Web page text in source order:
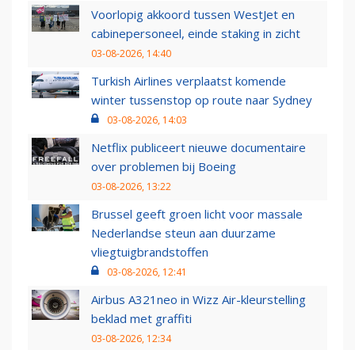
Voorlopig akkoord tussen WestJet en
cabinepersoneel, einde staking in zicht
03-08-2026, 14:40
Turkish Airlines verplaatst komende
winter tussenstop op route naar Sydney
03-08-2026, 14:03
Netflix publiceert nieuwe documentaire
over problemen bij Boeing
03-08-2026, 13:22
Brussel geeft groen licht voor massale
Nederlandse steun aan duurzame
vliegtuigbrandstoffen
03-08-2026, 12:41
Airbus A321neo in Wizz Air-kleurstelling
beklad met graffiti
03-08-2026, 12:34